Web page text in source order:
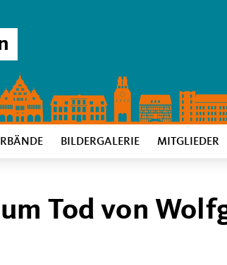
BILDERGALERIE MITGLIEDER
Tod von